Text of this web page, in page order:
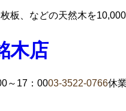
板、などの天然木を
～17：0003-3522-0766休